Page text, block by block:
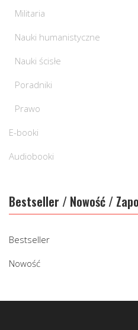
Militaria
Nauki humanistyczne
Nauki ścisłe
Poradniki
Prawo
E-booki
Audiobooki
Bestseller / Nowość /
Bestseller
Nowość